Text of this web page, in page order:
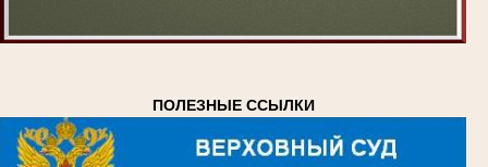
ПОЛЕЗНЫЕ ССЫЛКИ